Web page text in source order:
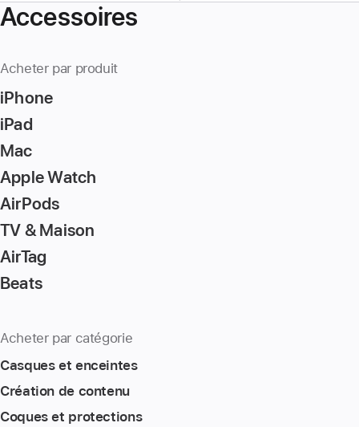
Accessoires
Acheter par produit
iPhone
iPad
Mac
Apple Watch
AirPods
TV & Maison
AirTag
Beats
Acheter par catégorie
Casques et enceintes
Création de contenu
Coques et protections